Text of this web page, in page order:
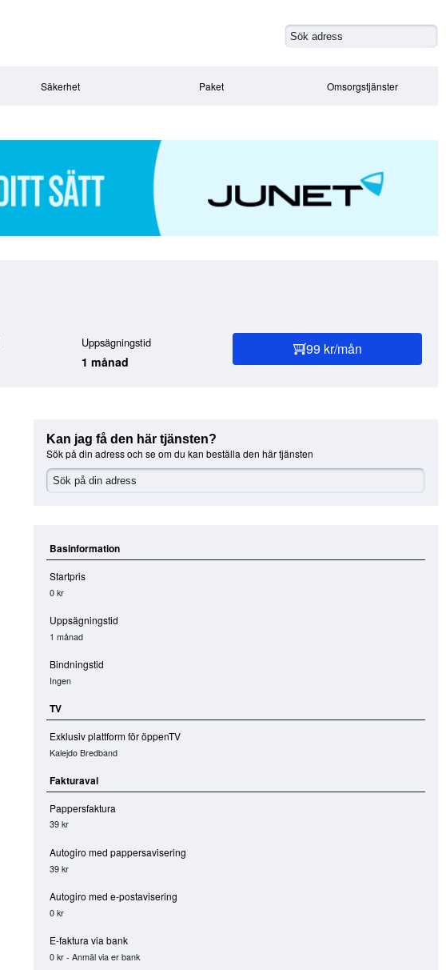
Säkerhet Paket Omsorgstjänster
Uppsägningstid
1 månad
99 kr/mån
Kan jag få den här tjänsten?
Sök på din adress och se om du kan beställa den här tjänsten
Basinformation
Startpris
0 kr
Uppsägningstid
1 månad
Bindningstid
Ingen
TV
Exklusiv plattform för öppenTV
Kalejdo Bredband
Fakturaval
Pappersfaktura
39 kr
Autogiro med pappersavisering
39 kr
Autogiro med e-postavisering
0 kr
E-faktura via bank
0 kr - Anmäl via er bank